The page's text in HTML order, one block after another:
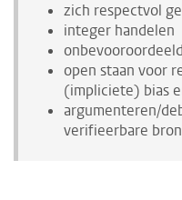
zich respectvol
integer handelen
open staan voor
(impliciete) bias
argumenteren/
verifieerbare